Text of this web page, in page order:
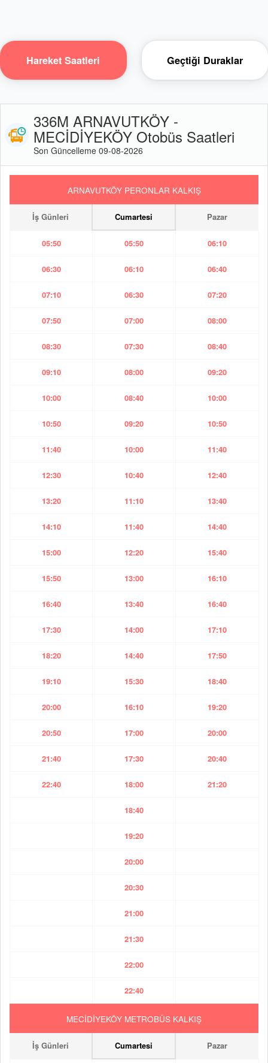
Hareket Saatleri Geçtiği Duraklar
336M ARNAVUTKÖY -
MECİDİYEKÖY Otobüs Saatleri
Son Güncelleme 09-08-2026
ARNAVUTKÖY PERONLAR KALKIŞ
İş Günleri Cumartesi Pazar
05:50 05:50 06:10
06:30 06:10 06:40
07:10 06:30 07:20
07:50 07:00 08:00
08:30 07:30 08:40
09:10 08:00 09:20
10:00 08:40 10:00
10:50 09:20 10:50
11:40 10:00 11:40
12:30 10:40 12:40
13:20 11:10 13:40
14:10 11:40 14:40
15:00 12:20 15:40
15:50 13:00 16:10
16:40 13:40 16:40
17:30 14:00 17:10
18:20 14:40 17:50
19:10 15:30 18:40
20:00 16:10 19:20
20:50 17:00 20:00
21:40 17:30 20:40
22:40 18:00 21:20
18:40
19:20
20:00
20:30
21:00
21:30
22:00
22:40
MECİDİYEKÖY METROBÜS KALKIŞ
İş Günleri Cumartesi Pazar